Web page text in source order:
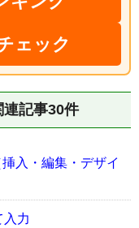
ェック
記事30件
入・編集・デザイ
入力